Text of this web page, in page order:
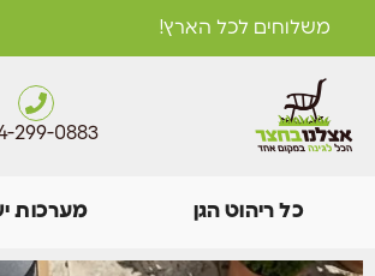
משלוחים לכל הארץ!
299-0883
כל ריהוט הגן מערכות